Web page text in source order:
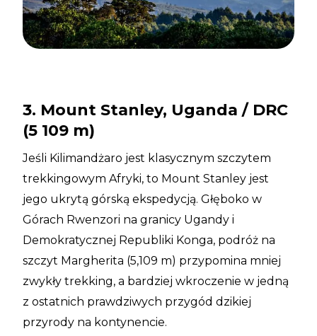
3. Mount Stanley, Uganda / DRC
(5 109 m)
Jeśli Kilimandżaro jest klasycznym szczytem
trekkingowym Afryki, to Mount Stanley jest
jego ukrytą górską ekspedycją. Głęboko w
Górach Rwenzori na granicy Ugandy i
Demokratycznej Republiki Konga, podróż na
szczyt Margherita (5,109 m) przypomina mniej
zwykły trekking, a bardziej wkroczenie w jedną
z ostatnich prawdziwych przygód dzikiej
przyrody na kontynencie.